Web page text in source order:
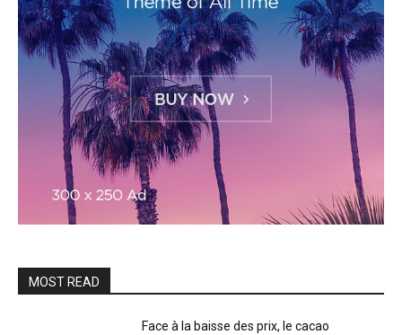
MOST READ
Face à la baisse des prix, le cacao